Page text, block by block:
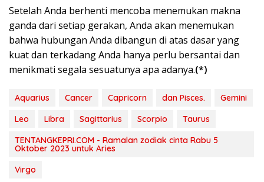
Setelah Anda berhenti mencoba menemukan makna
ganda dari setiap gerakan, Anda akan menemukan
bahwa hubungan Anda dibangun di atas dasar yang
kuat dan terkadang Anda hanya perlu bersantai dan
menikmati segala sesuatunya apa adanya.(*)
Aquarius Cancer Capricorn dan Pisces.
Gemini
Leo
Libra Sagittarius Scorpio
Taurus
TENTANGKEPRI.COM - Ramalan zodiak cinta Rabu 5
Oktober 2023 untuk Aries
Virgo